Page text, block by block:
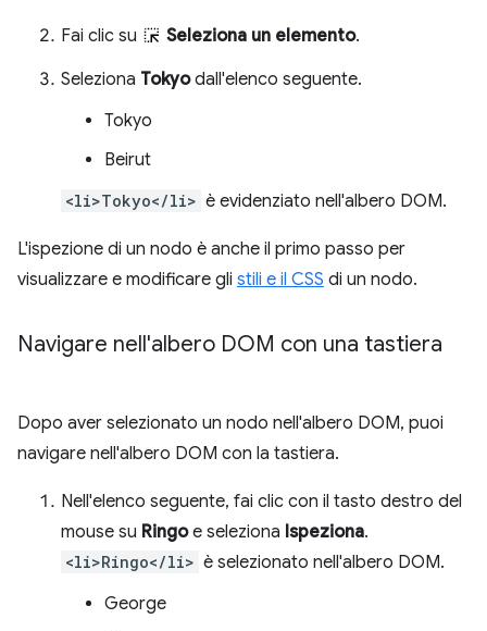
Fai clic su Seleziona un elemento.
Seleziona Tokyodall'elenco seguente.
Tokyo
Beirut
<li>Tokyo</li> è evidenziato nell'albero DOM.
L'ispezione di un nodo è anche il primo passo per
visualizzare e modificare gli stili e il CSS di un nodo.
Navigare nell'albero DOM con una tastiera
Dopo aver selezionato un nodo nell'albero DOM, puoi
navigare nell'albero DOM con la tastiera.
Nell'elenco seguente, fai clic con il tasto destro del
mouse su Ringoe seleziona Ispeziona.
<li>Ringo</li> è selezionato nell'albero DOM.
George